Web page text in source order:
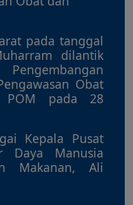
pada tanggal
dilantik
Obat
POM pada 28
Kepala Pusat
Daya Manusia
Makanan, Ali